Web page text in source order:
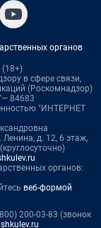
органов
в сфере связи,
(Роскомнадзор)
84683
"ИНТЕРНЕТ
д. 12, 6 этаж,
органов:
веб-формой
200-03-83 (звонок